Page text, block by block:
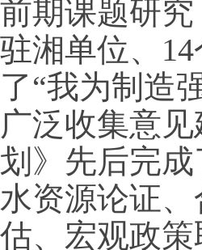
前期课题研
驻湘单位、
了“我为制造
广泛收集意
划》先后完
水资源论证
估、宏观政